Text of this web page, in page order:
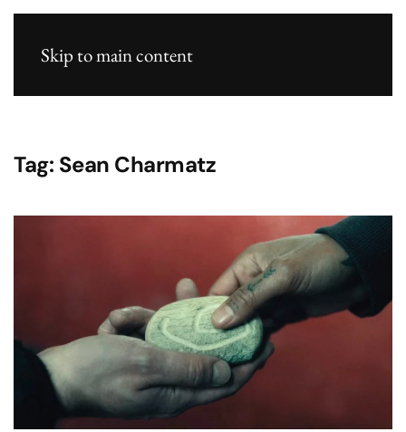
Skip to main content
Tag: Sean Charmatz